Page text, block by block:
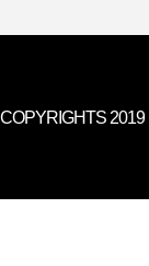
COPYRIGHTS 2019